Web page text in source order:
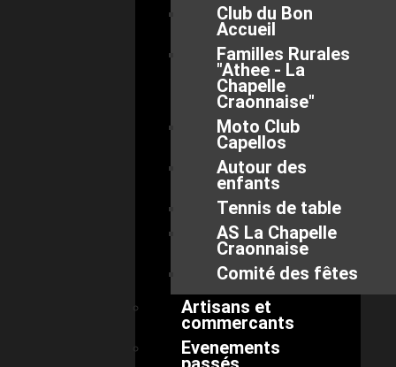
Club du Bon
Accueil
Familles Rurales
"Athee - La
Chapelle
Craonnaise"
Moto Club
Capellos
Autour des
enfants
Tennis de table
AS La Chapelle
Craonnaise
Comité des fêtes
Artisans et
commercants
Evenements